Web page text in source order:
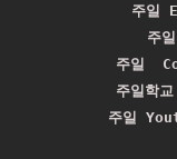
주일
주
주일
주일학
주일